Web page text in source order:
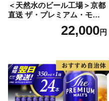
＜天然水のビール工場＞京都
直送 ザ・プレミアム・モル
ツ 350ml×24本 プレモル [149
22,000円